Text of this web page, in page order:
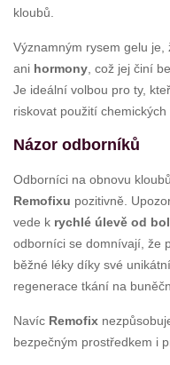
kloubů.
Významným rysem gelu je,
ani hormony, což jej činí
Je ideální volbou pro ty,
riskovat použití chemických
Názor odborníků
Odborníci na obnovu
Remofixu pozitivně.
vede k rychlé úlevě od
odborníci se domnívají, že
běžné léky díky své
regenerace tkání na
Navíc Remofix
bezpečným prostředkem i